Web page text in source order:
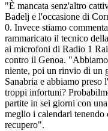
"È mancata senz'altro
Badelj e l'occasione di
0. Invece stiamo
rammaricato il tecnico
ai microfoni di Radio 1
contro il Genoa. "Abbiamo
niente, poi un rinvio di un
Sanabria e abbiamo
troppi infortuni?
partite in sei giorni con
meglio i calendari tenendo
recupero".